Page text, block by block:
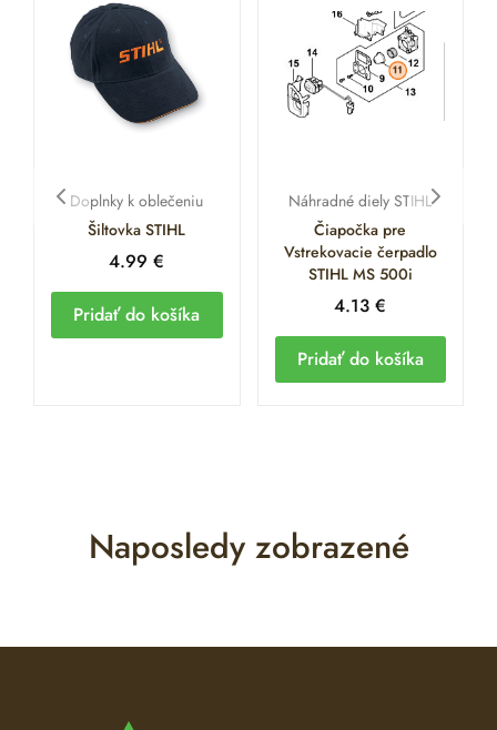
Doplnky k oblečeniu
Šiltovka STIHL
4.99€
Pridať do košíka
Náhradné diely STIHL
Čiapočka pre
Vstrekovacie čerpadlo
STIHL MS 500i
4.13€
Pridať do košíka
Naposledy zobrazené